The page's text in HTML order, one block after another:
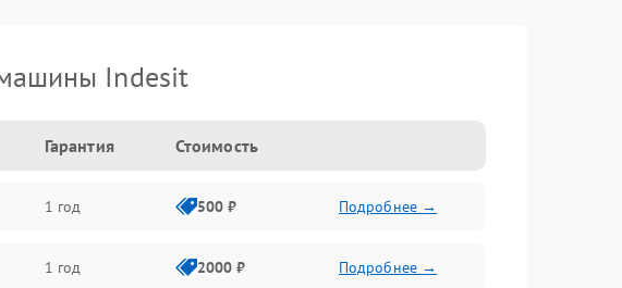
Indesit
Гарантия Стоимость
1 год 500 ₽ Подробнее →
1 год 2000 ₽ Подробнее →